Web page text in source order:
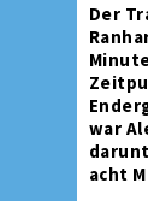
Der
war
acht